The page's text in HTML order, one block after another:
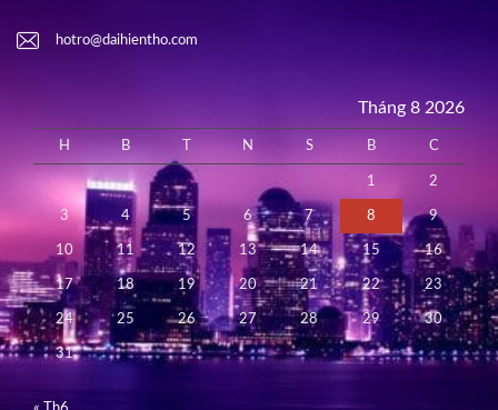
hotro@daihientho.com
Tháng 8 2026
H B N S B C
1 2
3 4 5 6 7 8 9
10 11 12 13 14 15 16
17 18 19 20 21 22 23
24 25 26 27 28 29 30
31